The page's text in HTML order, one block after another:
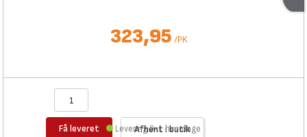
323,95 /PK
Få leveret Afhent i butik
Levering 0-1 hverdage